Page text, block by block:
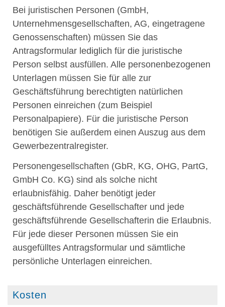
Bei juristischen Personen (GmbH,
Unternehmensgesellschaften, AG, eingetragene
Genossenschaften) müssen Sie das
Antragsformular lediglich für die juristische
Person selbst ausfüllen. Alle personenbezogenen
Unterlagen müssen Sie für alle zur
Geschäftsführung berechtigten natürlichen
Personen einreichen (zum Beispiel
Personalpapiere). Für die juristische Person
benötigen Sie außerdem einen Auszug aus dem
Gewerbezentralregister.
Personengesellschaften (GbR, KG, OHG, PartG,
GmbH Co. KG) sind als solche nicht
erlaubnisfähig. Daher benötigt jeder
geschäftsführende Gesellschafter und jede
geschäftsführende Gesellschafterin die Erlaubnis.
Für jede dieser Personen müssen Sie ein
ausgefülltes Antragsformular und sämtliche
persönliche Unterlagen einreichen.
Kosten